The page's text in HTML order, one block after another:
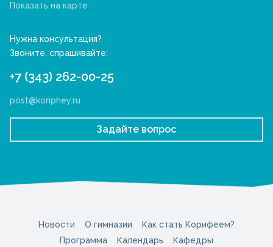
Показать на карте
Нужна консультация?
Звоните, спрашивайте:
+7 (343) 262-00-25
post@koriphey.ru
Задайте вопрос
Новости О гимназии
Как стать Корифеем?
Программа
Календарь Кафедры